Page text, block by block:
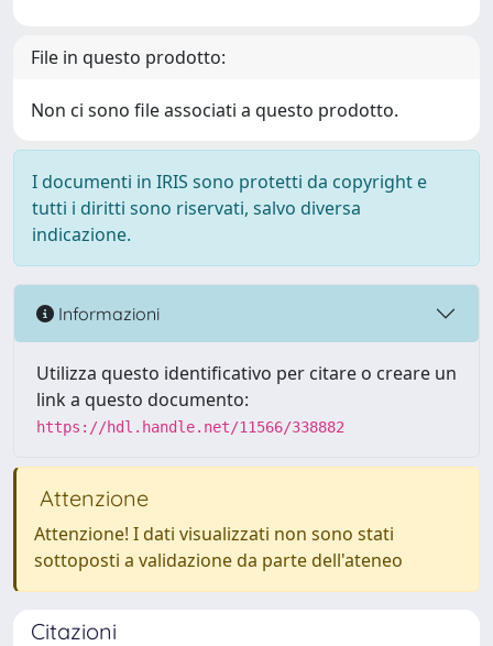
File in questo prodotto:
Non ci sono file associati a questo prodotto.
I documenti in IRIS sono protetti da copyright e
tutti i diritti sono riservati, salvo diversa
indicazione.
Informazioni
Utilizza questo identificativo per citare o creare un
link a questo documento:
https://hdl.handle.net/11566/338882
Attenzione
Attenzione! I dati visualizzati non sono stati
sottoposti a validazione da parte dell'ateneo
Citazioni